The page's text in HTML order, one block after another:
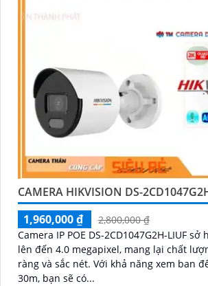
CAMERA HIKVISION DS-
1,960,000 ₫
2,800,000 ₫
Camera IP POE DS-2CD1047G2H-LIUF
lên đến 4.0 megapixel, mang lại chất
ràng và sắc nét. Với khả năng xem ban đêm Full Color
30m, bạn sẽ có...